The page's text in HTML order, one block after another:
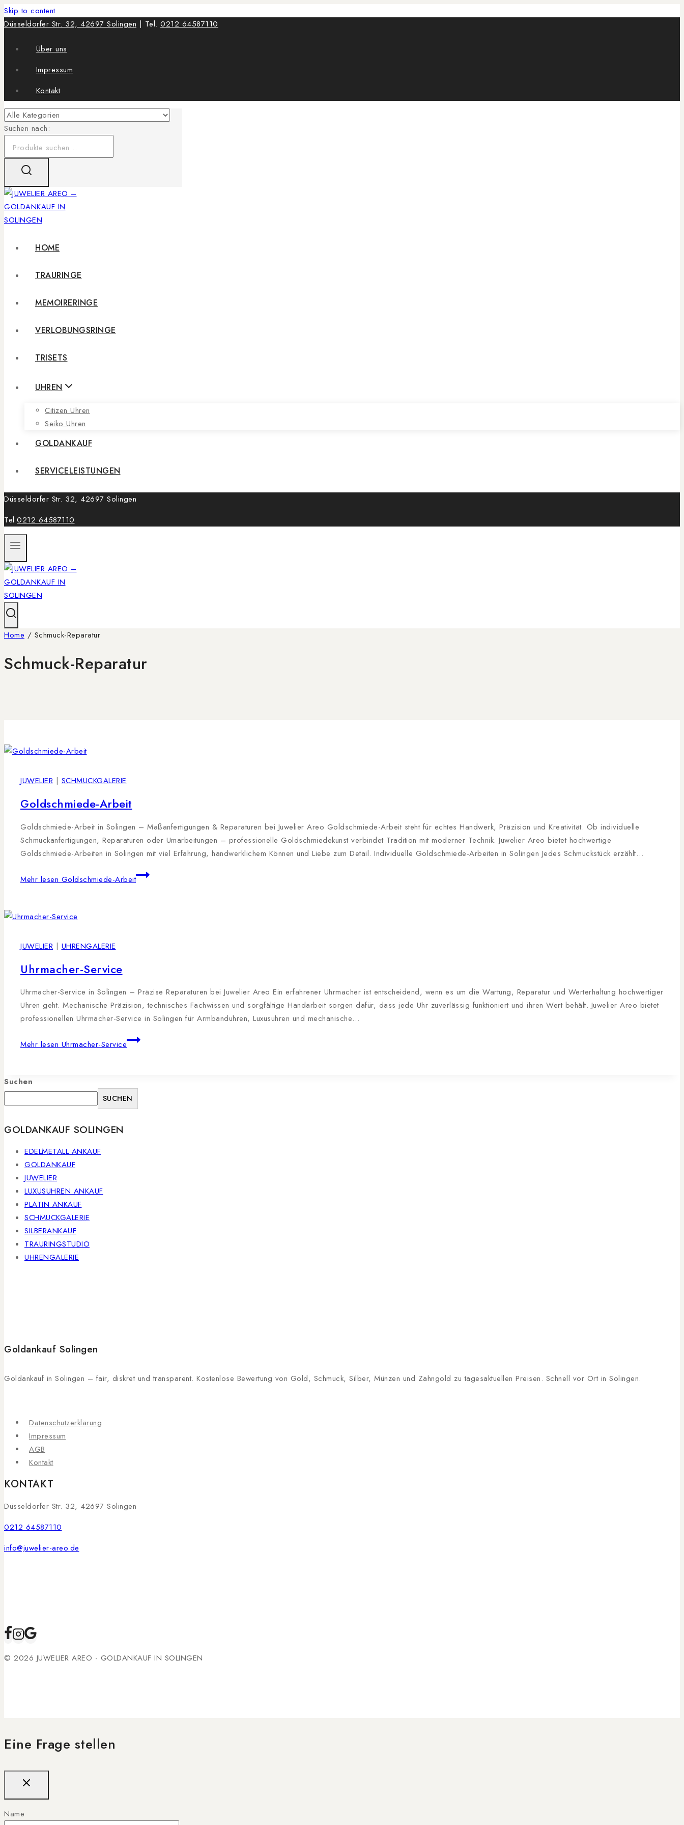
Skip to content
Düsseldorfer Str. 32, 42697 Solingen | Tel. 0212 64587110
Über uns
Impressum
Kontakt
Suchen nach:
HOME
TRAURINGE
MEMOIRERINGE
VERLOBUNGSRINGE
TRISETS
UHREN
Citizen Uhren
Seiko Uhren
GOLDANKAUF
SERVICELEISTUNGEN
Düsseldorfer Str. 32, 42697 Solingen
Tel.0212 64587110
Home / Schmuck-Reparatur
Schmuck-Reparatur
JUWELIER | SCHMUCKGALERIE
Goldschmiede-Arbeit
Goldschmiede-Arbeit in Solingen – Maßanfertigungen & Reparaturen bei Juwelier Areo Goldschmiede-Arbeit steht für echtes Handwerk, Präzision und Kreativität. Ob individuelle
Schmuckanfertigungen, Reparaturen oder Umarbeitungen – professionelle Goldschmiedekunst verbindet Tradition mit moderner Technik. Juwelier Areo bietet hochwertige
Goldschmiede-Arbeiten in Solingen mit viel Erfahrung, handwerklichem Können und Liebe zum Detail. Individuelle Goldschmiede-Arbeiten in Solingen Jedes Schmuckstück erzählt…
Mehr lesen Goldschmiede-Arbeit
JUWELIER | UHRENGALERIE
Uhrmacher-Service
Uhrmacher-Service in Solingen – Präzise Reparaturen bei Juwelier Areo Ein erfahrener Uhrmacher ist entscheidend, wenn es um die Wartung, Reparatur und Werterhaltung hochwertiger
Uhren geht. Mechanische Präzision, technisches Fachwissen und sorgfältige Handarbeit sorgen dafür, dass jede Uhr zuverlässig funktioniert und ihren Wert behält. Juwelier Areo bietet
professionellen Uhrmacher-Service in Solingen für Armbanduhren, Luxusuhren und mechanische…
Mehr lesen Uhrmacher-Service
Suchen
SUCHEN
GOLDANKAUF SOLINGEN
EDELMETALL ANKAUF
GOLDANKAUF
JUWELIER
LUXUSUHREN ANKAUF
PLATIN ANKAUF
SCHMUCKGALERIE
SILBERANKAUF
TRAURINGSTUDIO
UHRENGALERIE
Goldankauf Solingen
Goldankauf in Solingen – fair, diskret und transparent. Kostenlose Bewertung von Gold, Schmuck, Silber, Münzen und Zahngold zu tagesaktuellen Preisen. Schnell vor Ort in Solingen.
Datenschutzerklärung
Impressum
AGB
Kontakt
KONTAKT
Düsseldorfer Str. 32, 42697 Solingen
0212 64587110
info@juwelier-areo.de
© 2026 JUWELIER AREO - GOLDANKAUF IN SOLINGEN
Eine Frage stellen
Name